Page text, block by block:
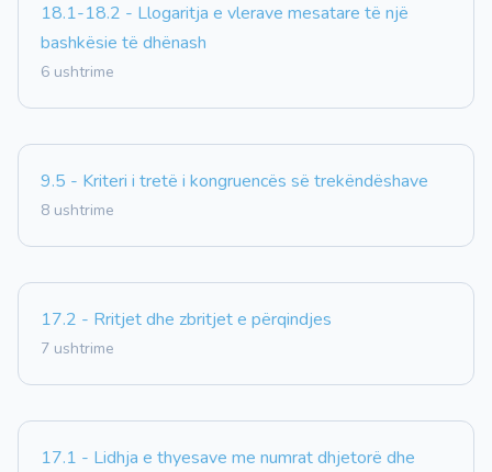
18.1-18.2 - Llogaritja e vlerave mesatare të një
bashkësie të dhënash
6 ushtrime
9.5 - Kriteri i tretë i kongruencës së trekëndëshave
8 ushtrime
17.2 - Rritjet dhe zbritjet e përqindjes
7 ushtrime
17.1 - Lidhja e thyesave me numrat dhjetorë dhe